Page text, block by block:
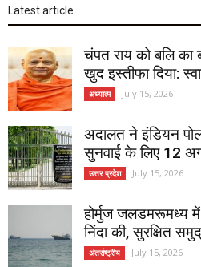
Latest article
चंपत राय को बलि का
खुद इस्तीफा दिया:
अध्यात्म July 15, 2026
अदालत ने इंडियन
सुनवाई के लिए 12
उत्तर प्रदेश July 15, 2026
होर्मुज जलडमरूमध्य
निंदा की, सुरक्षित
अंतर्राष्ट्रीय July 15, 2026